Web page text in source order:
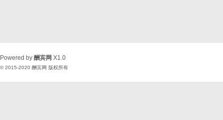
Powered by 酬宾网 X1.0
© 2015-2020 酬宾网 版权所有